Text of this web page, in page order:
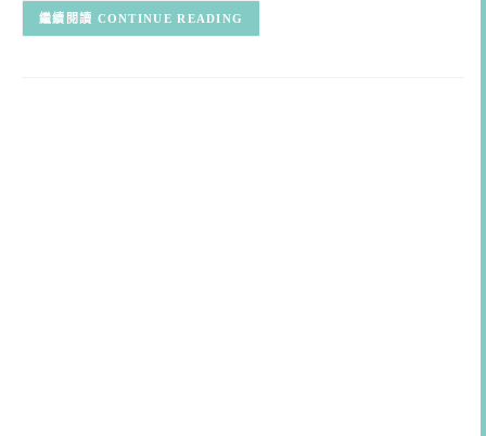
CONTINUE READING